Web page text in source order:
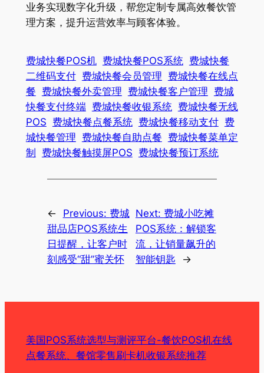
业务实现数字化升级，帮您定制专属高效餐饮管
理方案，提升运营效率与顾客体验。
费城快餐POS机 费城快餐POS系统 费城快餐
二维码支付 费城快餐会员管理 费城快餐在线点
餐 费城快餐外卖管理 费城快餐客户管理 费城
快餐支付终端 费城快餐收银系统 费城快餐无线
POS 费城快餐点餐系统 费城快餐移动支付 费
城快餐管理 费城快餐自助点餐 费城快餐菜单定
制 费城快餐触摸屏POS 费城快餐预订系统
← Previous: 费城
甜品店POS系统生
日提醒，让客户时
刻感受“甜”蜜关怀
Next: 费城小吃摊
POS系统：解锁客
流，让销量飙升的
智能钥匙
→
美国POS系统选型与测评平台-餐饮POS机在线
点餐系统、餐馆零售刷卡机收银系统推荐